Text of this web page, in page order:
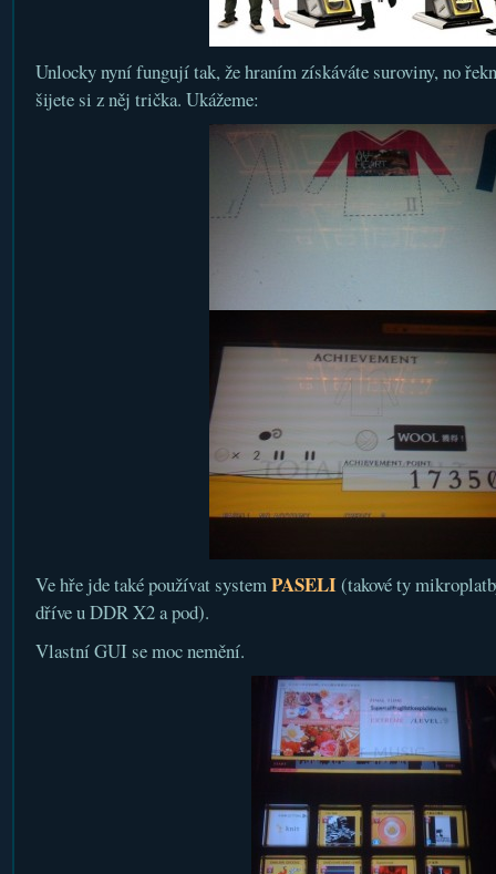
Unlocky nyní fungují tak, že hraním získáváte suroviny, no
šijete si z něj trička. Ukážeme:
Ve hře jde také používat systemPASELI(takové ty
dříve u DDR X2 a pod).
Vlastní GUI se moc nemění.